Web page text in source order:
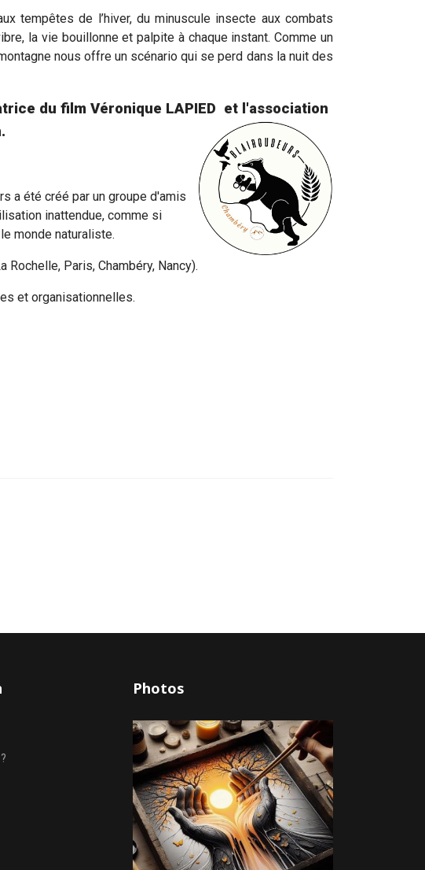
tempêtes de l’hiver, du minuscule insecte aux combats
la vie bouillonne et palpite à chaque instant.Comme un
nous offre un scénario qui se perd dans la nuit des
du film Véronique LAPIED et l'association
a été créé par un groupe d'amis
inattendue, comme si
monde naturaliste.
Paris, Chambéry, Nancy).
et organisationnelles.
Photos